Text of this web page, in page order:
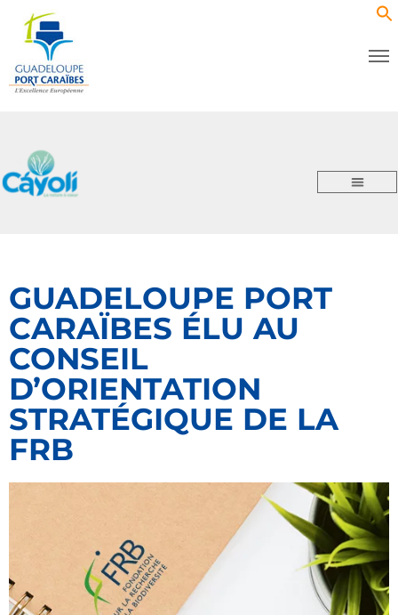
GUADELOUPE PORT
CARAÏBES ÉLU AU
CONSEIL
D’ORIENTATION
STRATÉGIQUE DE LA
FRB